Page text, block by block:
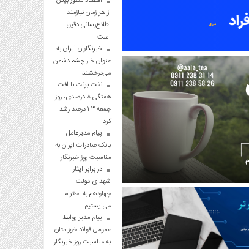
از هر زمان نیازمند
اطلاع‌رسانی دقیق
است
خبرنگاران ایران به
عنوان خار چشم دشمن
می‌درخشند
نفت برنت با افت
هفتگی ۸ درصدی، روز
جمعه ۱.۳ درصد رشد
کرد
پیام مدیرعامل
بانک صادرات ایران به
مناسبت روز خبرنگار
در برابر ایثار
شهدای دولت
چهاردهم به احترام
می‌ایستیم
پیام مدیر روابط
عمومی فولاد خوزستان
به مناسبت روز خبرنگار